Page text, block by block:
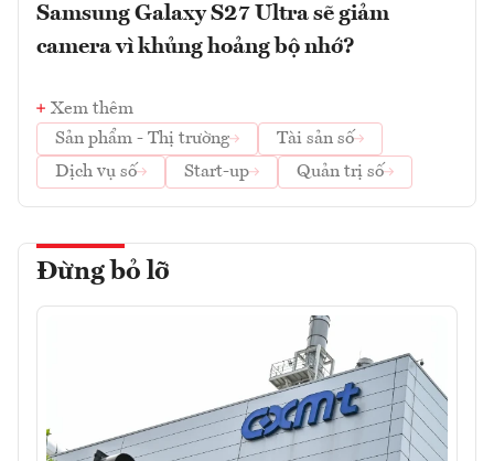
Samsung Galaxy S27 Ultra sẽ giảm
camera vì khủng hoảng bộ nhớ?
Xem thêm
Sản phẩm - Thị trường
Tài sản số
Dịch vụ số
Start-up Quản trị số
Đừng bỏ lỡ